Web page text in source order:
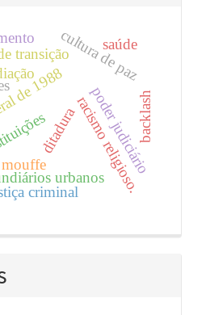
de 1988racismo religioso.
cultura de paz
ditadura poder judiciário
transição
urbanos
saúde
backlash
criminal